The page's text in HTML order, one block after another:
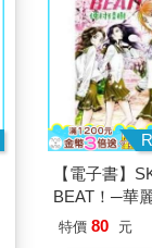
【電子書】
BEAT！─華
（38）
特價 80 元